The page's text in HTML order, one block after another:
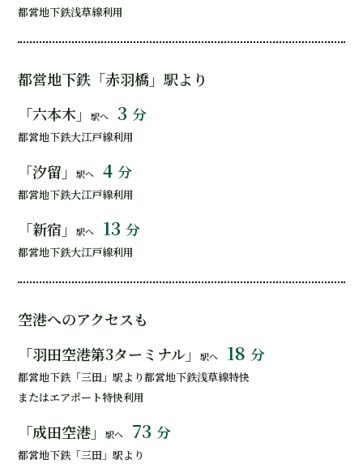
都営地下鉄浅草線利用
都営地下鉄「赤羽橋」駅より
「六本木」駅へ 3 分
都営地下鉄大江戸線利用
「汐留」駅へ 4 分
都営地下鉄大江戸線利用
「新宿」駅へ 13 分
都営地下鉄大江戸線利用
空港へのアクセスも
「羽田空港第3ターミナル」駅へ 18 分
都営地下鉄「三田」駅より都営地下鉄浅草線特快
またはエアポート特快利用
「成田空港」駅へ 73 分
都営地下鉄「三田」駅より